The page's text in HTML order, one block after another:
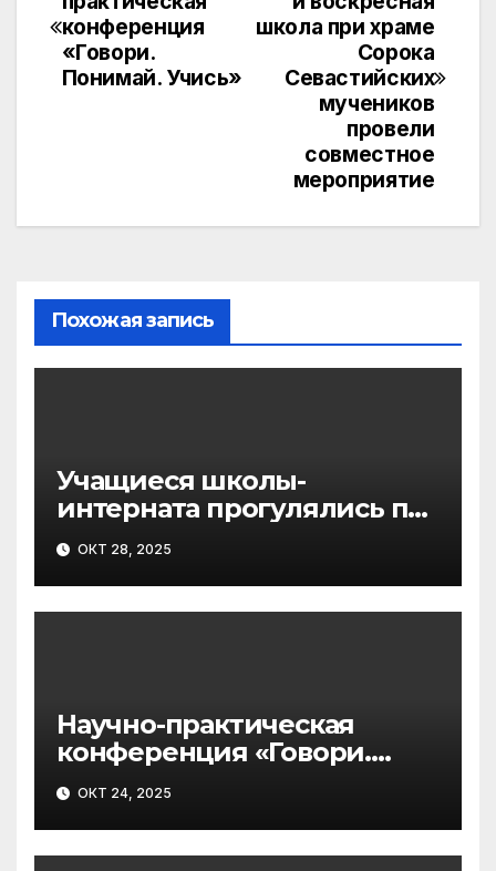
по
записям
школа при храме
Сорока
Севастийских
мучеников
провели
совместное
мероприятие
конференция
«Говори.
Понимай. Учись»
Похожая запись
Учащиеся школы-
интерната прогулялись по
дорожкам «зелёного
сердца курорта»
ОКТ 28, 2025
Научно-практическая
конференция «Говори.
Понимай. Учись»
ОКТ 24, 2025